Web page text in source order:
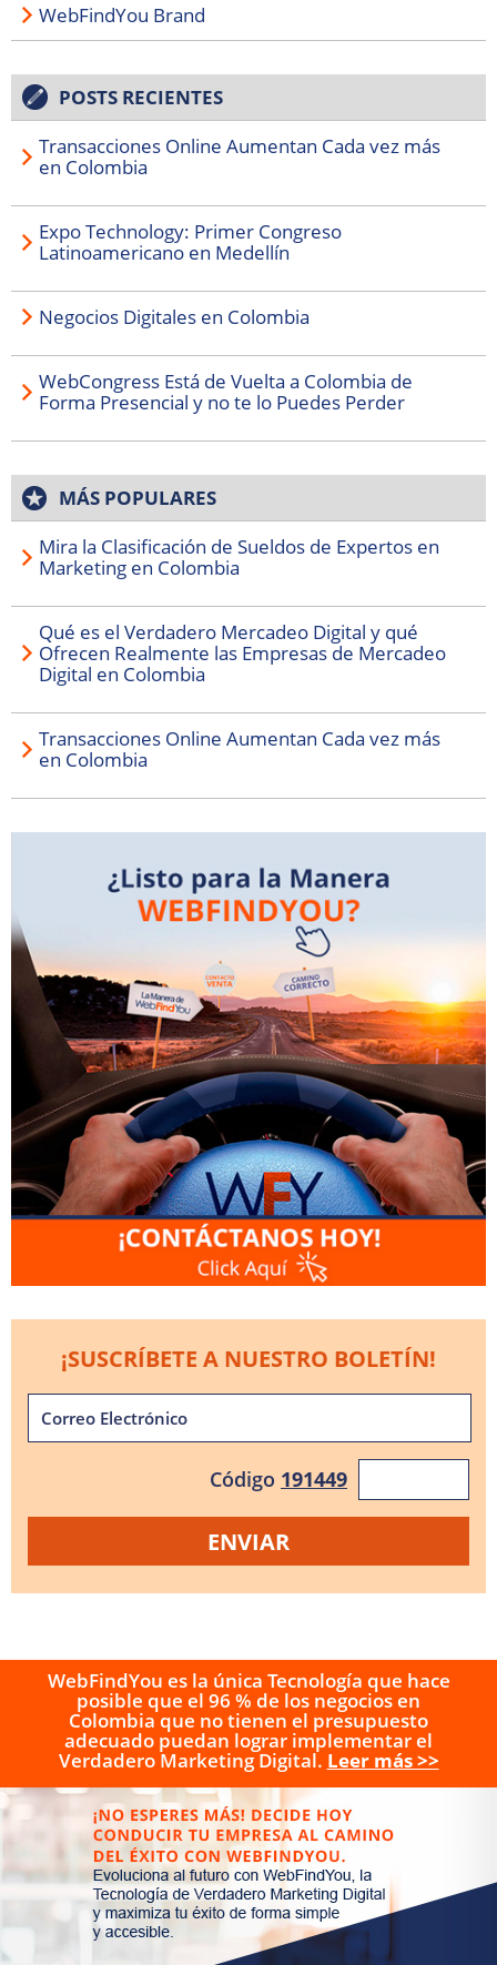
WebFindYou Brand
POSTS RECIENTES
Transacciones Online Aumentan Cada vez más
en Colombia
Expo Technology: Primer Congreso
Latinoamericano en Medellín
Negocios Digitales en Colombia
WebCongress Está de Vuelta a Colombia de
Forma Presencial y no te lo Puedes Perder
MÁS POPULARES
Mira la Clasificación de Sueldos de Expertos en
Marketing en Colombia
Qué es el Verdadero Mercadeo Digital y qué
Ofrecen Realmente las Empresas de Mercadeo
Digital en Colombia
Transacciones Online Aumentan Cada vez más
en Colombia
¡SUSCRÍBETE A NUESTRO BOLETÍN!
Código 191449
WebFindYou es la única Tecnología que hace
posible que el 96 % de los negocios en
Colombia que no tienen el presupuesto
adecuado puedan lograr implementar el
Verdadero Marketing Digital. Leer más >>